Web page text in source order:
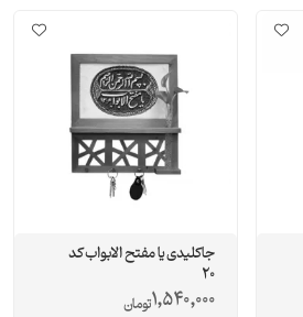
جاکلیدی یا مفتح الابواب کد
20
1,540,000تومان